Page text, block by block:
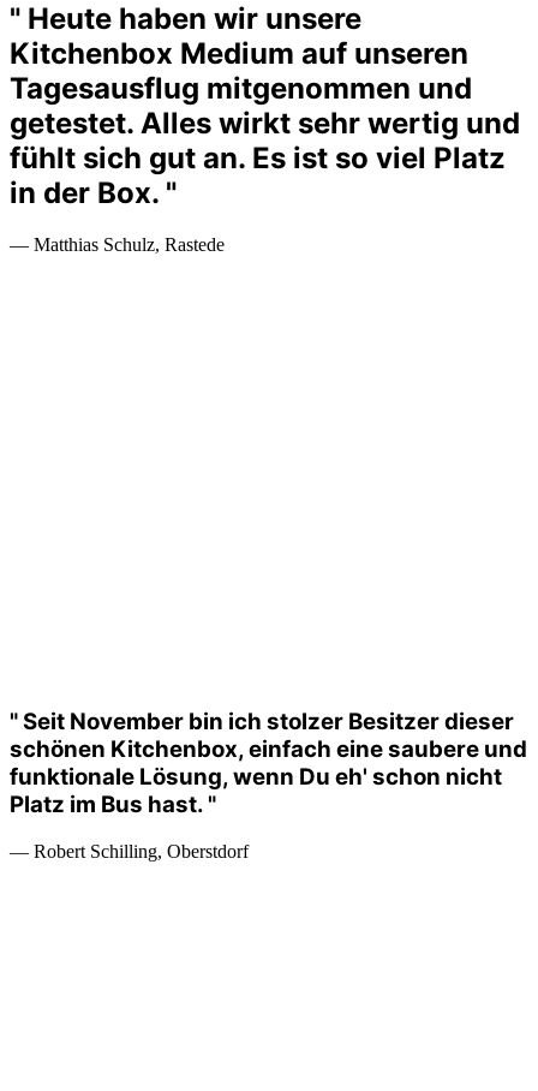
" Heute haben wir unsere
Kitchenbox Medium auf unseren
Tagesausflug mitgenommen und
getestet. Alles wirkt sehr wertig und
fühlt sich gut an. Es ist so viel Platz
in der Box. "
— Matthias Schulz, Rastede
" Seit November bin ich stolzer Besitzer dieser
schönen Kitchenbox, einfach eine saubere und
funktionale Lösung, wenn Du eh' schon nicht
Platz im Bus hast. "
— Robert Schilling, Oberstdorf